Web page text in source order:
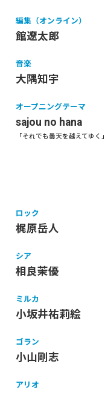
編集（オンライン）
館遼太郎
音楽
大隅知宇
オープニングテーマ
sajou no hana
「それでも曇天を越えてゆく」
ロック
梶原岳人
シア
相良茉優
ミルカ
小坂井祐莉絵
ゴラン
小山剛志
アリオ